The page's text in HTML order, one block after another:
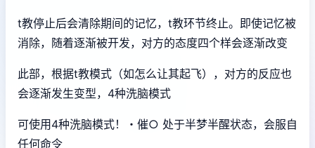
t教停止后会清除期间的记忆，t教环节终止。即使记忆被
消除，随着逐渐被开发，对方的态度四个样会逐渐改变
此部，根据t教模式（如怎么让其起飞），对方的反应也
会逐渐发生变型，4种洗脑模式
可使用4种洗脑模式！・催○ 处于半梦半醒状态，会服自
任何命令